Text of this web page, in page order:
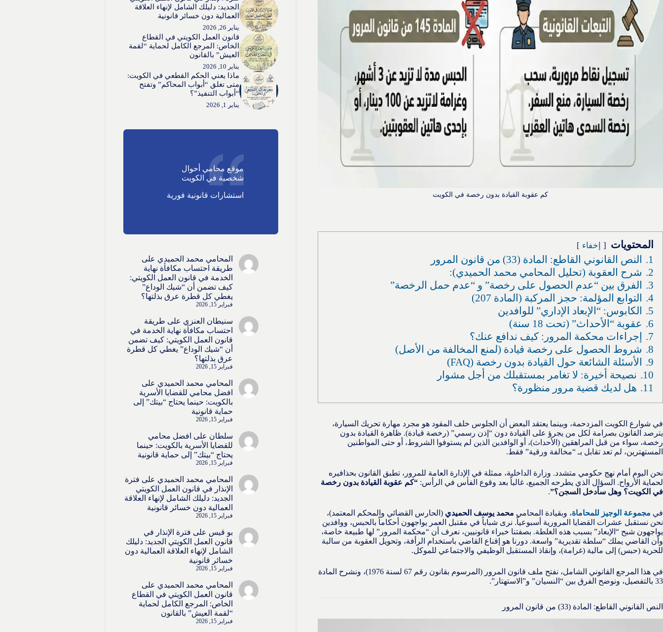
كم عقوبة القيادة بدون رخصة في الكويت
المحتويات إخفاء
1.
النص القانوني القاطع: المادة (33) من قانون المرور
2.
شرح العقوبة (تحليل المحامي محمد الحميدي):
3.
الفرق بين “عدم الحصول على رخصة” و “عدم حمل الرخصة”
4.
التوابع المؤلمة: حجز المركبة (المادة 207)
5.
الكابوس: “الإبعاد الإداري” للوافدين
6.
عقوبة “الأحداث” (تحت 18 سنة)
7.
إجراءات محكمة المرور: كيف ندافع عنك؟
8.
شروط الحصول على رخصة قيادة (لمنع المخالفة من الأصل)
9.
الأسئلة الشائعة حول القيادة بدون رخصة (FAQ)
10.
نصيحة أخيرة: لا تغامر بمستقبلك من أجل مشوار
11.
هل لديك قضية مرور منظورة؟
في شوارع الكويت المزدحمة، وبينما يعتقد البعض أن الجلوس خلف المقود هو مجرد مهارة تحريك السيارة،
يترصد القانون بصرامة لكل من يجرؤ على القيادة دون “إذن رسمي” (رخصة قيادة). ظاهرة القيادة بدون
رخصة، سواء من قبل المراهقين (الأحداث)، أو الوافدين الذين لم يستوفوا الشروط، أو حتى المواطنين
المستهترين، لم تعد تقابل بـ “مخالفة ورقية” فقط.
نحن اليوم أمام نهج حكومي متشدد. وزارة الداخلية، ممثلة في الإدارة العامة للمرور، تطبق القانون بحذافيره
لحماية الأرواح. السؤال الذي يطرحه الجميع، غالباً بعد وقوع الفأس في الرأس: “كم عقوبة القيادة بدون رخصة
في الكويت؟ وهل سأدخل السجن؟”.
في مجموعة الوجيز للمحاماة، وبقيادة المحامي محمد يوسف الحميدي (الحارس القضائي والمحكم المعتمد)،
نحن نستقبل عشرات القضايا المرورية أسبوعياً. نرى شباباً في مقتبل العمر يواجهون أحكاماً بالحبس، ووافدين
يواجهون شبح “الإبعاد” بسبب هذه الغلطة. بصفتنا خبراء قانونيين، نعرف أن “محكمة المرور” لها طبيعة خاصة،
وأن القاضي يملك “سلطة تقديرية” واسعة. دورنا هو إقناع القاضي باستخدام الرأفة، وتحويل العقوبة من سالبة
للحرية (حبس) إلى مالية (غرامة)، وإنقاذ المستقبل الوظيفي والاجتماعي للموكل.
في هذا المرجع القانوني الشامل، نفتح ملف قانون المرور (المرسوم بقانون رقم 67 لسنة 1976)، ونشرح المادة
33 بالتفصيل، ونوضح الفرق بين “النسيان” و”الاستهتار”.
النص القانوني القاطع: المادة (33) من قانون المرور
الجديد: دليلك الشامل لإنهاء العلاقة
العمالية دون خسائر قانونية
يناير 26, 2026
قانون العمل الكويتي في القطاع
الخاص: المرجع الكامل لحماية “لقمة
العيش” بالقانون
يناير 10, 2026
ماذا يعني الحكم القطعي في الكويت:
متى تغلق “أبواب المحاكم” وتفتح
“أبواب التنفيذ”؟
يناير 1, 2026
موقع محامي أحوال
شخصية في الكويت
استشارات قانونية فورية
المحامي محمد الحميدي على
طريقة احتساب مكافأة نهاية
الخدمة في قانون العمل الكويتي:
كيف تضمن أن “شيك الوداع”
يغطي كل قطرة عرق بذلتها؟
فبراير 15, 2026
سنيطان العنزي على طريقة
احتساب مكافأة نهاية الخدمة في
قانون العمل الكويتي: كيف تضمن
أن “شيك الوداع” يغطي كل قطرة
عرق بذلتها؟
فبراير 15, 2026
المحامي محمد الحميدي على
افضل محامي للقضايا الأسرية
بالكويت: حينما يحتاج “بيتك” إلى
حماية قانونية
فبراير 15, 2026
سلطان على افضل محامي
للقضايا الأسرية بالكويت: حينما
يحتاج “بيتك” إلى حماية قانونية
فبراير 15, 2026
المحامي محمد الحميدي على فترة
الإنذار في قانون العمل الكويتي
الجديد: دليلك الشامل لإنهاء العلاقة
العمالية دون خسائر قانونية
فبراير 15, 2026
بو قيس على فترة الإنذار في
قانون العمل الكويتي الجديد: دليلك
الشامل لإنهاء العلاقة العمالية دون
خسائر قانونية
فبراير 15, 2026
المحامي محمد الحميدي على
قانون العمل الكويتي في القطاع
الخاص: المرجع الكامل لحماية
“لقمة العيش” بالقانون
فبراير 15, 2026